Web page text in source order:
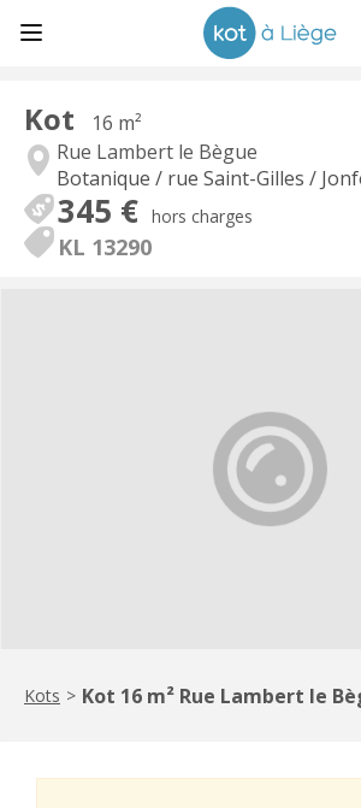
Kot
16 m²
Rue Lambert le Bègue
Botanique / rue Saint-Gilles /
345 € hors charges
KL 13290
Kots > Kot 16 m² Rue Lambert le